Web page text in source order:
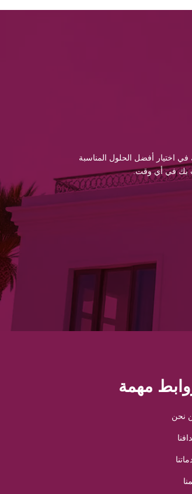
اختيار أفضل الحلول المناسبة
بك في أي وقت.
مهمة
نحن